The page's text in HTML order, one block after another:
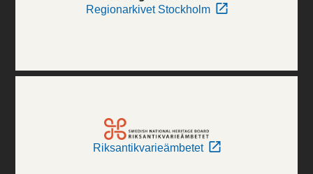
Regionarkivet Stockholm
Riksantikvarieämbetet